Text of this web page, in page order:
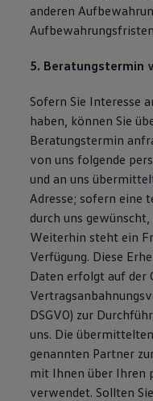
anderen
5. Beratungstermin
Sofern Sie Interesse
haben, können Sie
Beratungstermin
von uns folgende
und an uns
Adresse; sofern eine
durch uns
Weiterhin steht ein
Verfügung. Diese
Daten erfolgt auf der
DSGVO) zur
uns. Die
genannten Partner
mit Ihnen über Ihren
verwendet. Sollten